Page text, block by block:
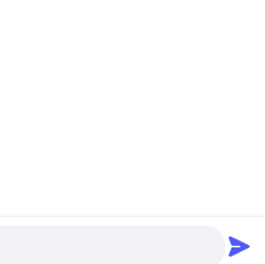
디밍 드라이버 공급업체. 저작권 © -2026
Technology Limited . 판권 소유.